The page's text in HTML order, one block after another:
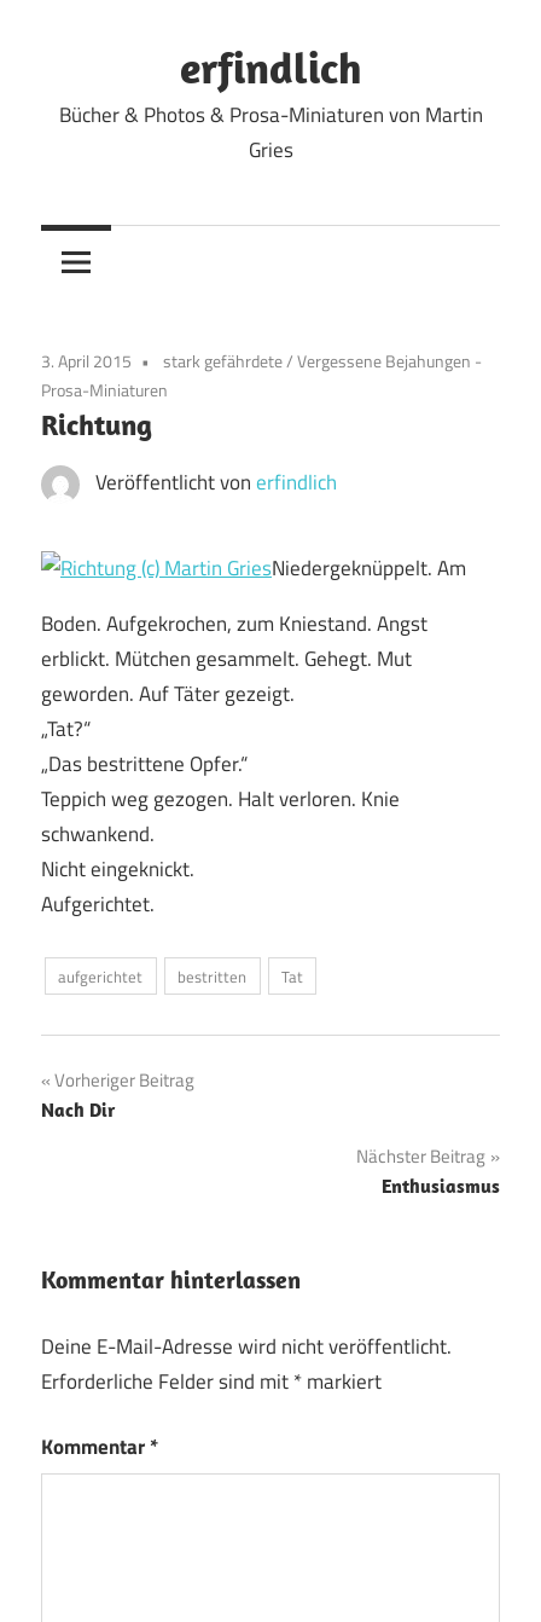
erfindlich
Bücher & Photos & Prosa-Miniaturen von Martin
Gries
3. April 2015 stark gefährdete/Vergessene Bejahungen -
Prosa-Miniaturen
Richtung
Veröffentlicht vonerfindlich
Niedergeknüppelt. Am
Boden. Aufgekrochen, zum Kniestand. Angst
erblickt. Mütchen gesammelt. Gehegt. Mut
geworden. Auf Täter gezeigt.
„Tat?“
„Das bestrittene Opfer.“
Teppich weg gezogen. Halt verloren. Knie
schwankend.
Nicht eingeknickt.
Aufgerichtet.
aufgerichtet bestritten Tat
Beitragsnavigation
Vorheriger Beitrag
Nach Dir
Nächster Beitrag
Enthusiasmus
Kommentar hinterlassen
Deine E-Mail-Adresse wird nicht veröffentlicht.
Erforderliche Felder sind mit*markiert
Kommentar*